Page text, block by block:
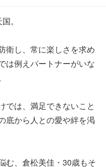
。
衛し、常に楽しさを求め
は例えパートナーがいな
では、満足できないこと
底から人との愛や絆を渇
む、倉松美佳・30歳もそ